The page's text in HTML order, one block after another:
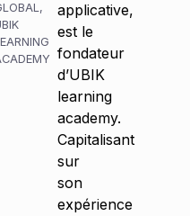
,
applicative,
est le
fondateur
d’UBIK
learning
academy.
Capitalisant
sur
son
expérience